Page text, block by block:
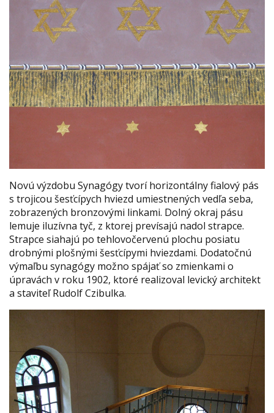
Novú výzdobu Synagógy tvorí horizontálny fialový pás
s trojicou šesťcípych hviezd umiestnených vedľa seba,
zobrazených bronzovými linkami. Dolný okraj pásu
lemuje iluzívna tyč, z ktorej prevísajú nadol strapce.
Strapce siahajú po tehlovočervenú plochu posiatu
drobnými plošnými šesťcípymi hviezdami. Dodatočnú
výmaľbu synagógy možno spájať so zmienkami o
úpravách v roku 1902, ktoré realizoval levický architekt
a staviteľ Rudolf Czibulka.